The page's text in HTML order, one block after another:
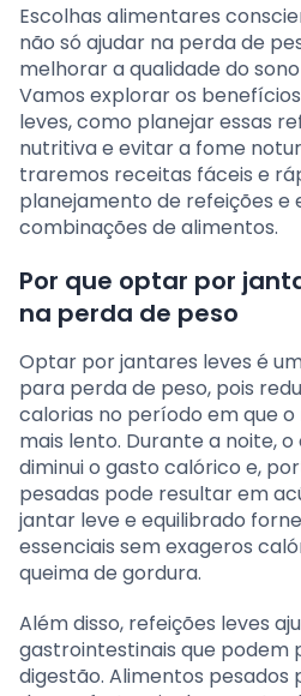
Escolhas alimentares
não só ajudar na perda de
melhorar a qualidade do
Vamos explorar os
leves, como planejar essas
nutritiva e evitar a fome
traremos receitas fáceis e
planejamento de refeições e
combinações de alimentos.
Por que optar por
na perda de peso
Optar por jantares leves é
para perda de peso, pois
calorias no período em que
mais lento. Durante a noite,
diminui o gasto calórico e,
pesadas pode resultar em
jantar leve e equilibrado
essenciais sem exageros
queima de gordura.
Além disso, refeições leves
gastrointestinais que podem
digestão. Alimentos pesados